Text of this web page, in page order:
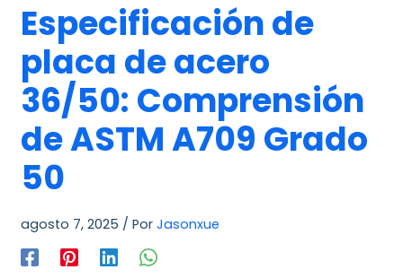
Especificación de
placa de acero
36/50: Comprensión
de ASTM A709 Grado
50
agosto 7, 2025 / Por Jasonxue